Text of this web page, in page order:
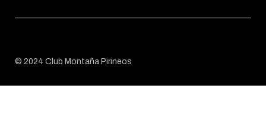
© 2024 Club Montaña Pirineos